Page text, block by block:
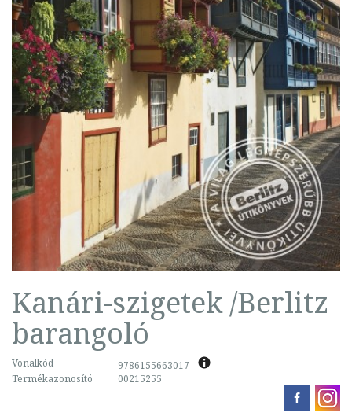
Kanári-szigetek /Berlitz
barangoló
Vonalkód
9786155663017
Termékazonosító
00215255